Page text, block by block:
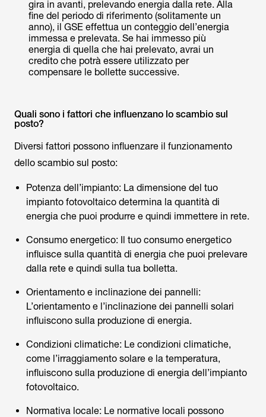
gira in avanti, prelevando energia dalla rete. Alla
fine del periodo di riferimento (solitamente un
anno), il GSE effettua un conteggio dell’energia
immessa e prelevata. Se hai immesso più
energia di quella che hai prelevato, avrai un
credito che potrà essere utilizzato per
compensare le bollette successive.
Quali sono i fattori che influenzano lo scambio sul
posto?
Diversi fattori possono influenzare il funzionamento
dello scambio sul posto:
Potenza dell’impianto: La dimensione del tuo
impianto fotovoltaico determina la quantità di
energia che puoi produrre e quindi immettere in rete.
Consumo energetico: Il tuo consumo energetico
influisce sulla quantità di energia che puoi prelevare
dalla rete e quindi sulla tua bolletta.
Orientamento e inclinazione dei pannelli:
L’orientamento e l’inclinazione dei pannelli solari
influiscono sulla produzione di energia.
Condizioni climatiche: Le condizioni climatiche,
come l’irraggiamento solare e la temperatura,
influiscono sulla produzione di energia dell’impianto
fotovoltaico.
Normativa locale: Le normative locali possono